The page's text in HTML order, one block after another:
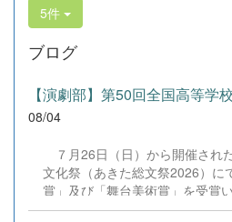
5件
ブログ
【演劇部】第50回全国高等学
08/04
７月26日（日）から開催され
文化祭（あきた総文祭2026）に
賞」及び「舞台美術賞」を受賞
は、本校の部員たちもこれまで